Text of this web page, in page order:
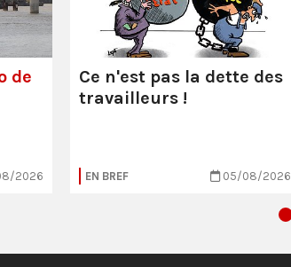
de
2026
Ce n'est pas la dette des
travailleurs !
EN BREF 05/08/2026